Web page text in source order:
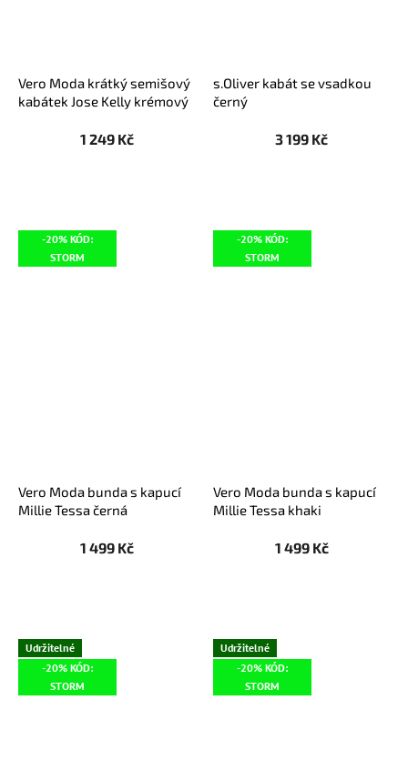
Vero Moda krátký semišový
kabátek Jose Kelly krémový
1 249 Kč
s.Oliver kabát se vsadkou
černý
3 199 Kč
-20% KÓD:
STORM
Vero Moda bunda s kapucí
Millie Tessa černá
1 499 Kč
-20% KÓD:
STORM
Vero Moda bunda s kapucí
Millie Tessa khaki
1 499 Kč
Udržitelné
-20% KÓD:
STORM
Udržitelné
-20% KÓD:
STORM